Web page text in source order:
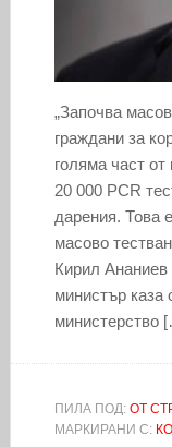
„Започва
граждани за
голяма част
20 000 PCR
дарения. Това
масово
Кирил
министър каза
министерство
ПИЛА ПОД: ОТ
МАРКИРАНИ С: